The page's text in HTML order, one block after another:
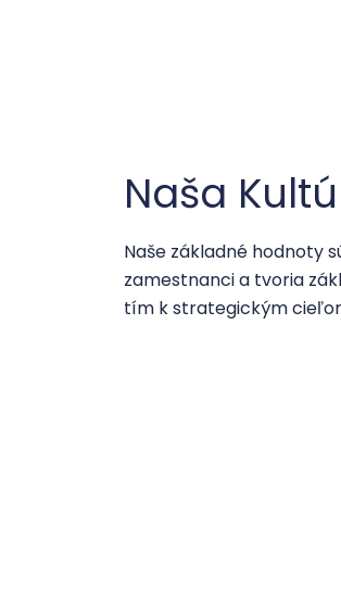
Naša
Naše základné hodnoty
zamestnanci a tvoria
tím k strategickým